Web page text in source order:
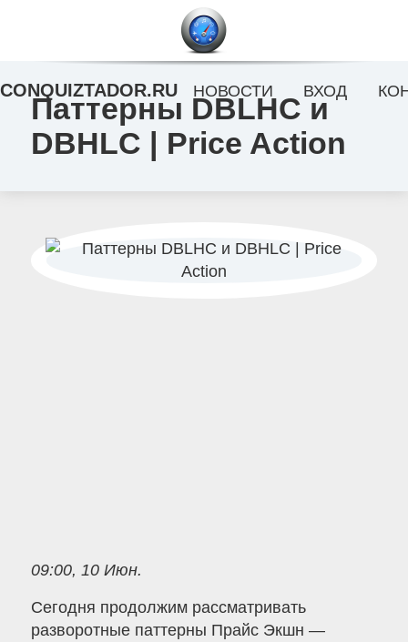
Паттерны DBLHC и
DBHLC | Price Action
09:00, 10 Июн.
Сегодня продолжим рассматривать
разворотные паттерны Прайс Экшн —
CONQUIZTADOR.RU НОВОСТИ ВХОД